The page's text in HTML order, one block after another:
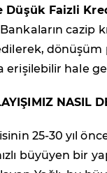
Düşük Faizli
Bankaların cazip
erişilebilir hale
NASIL
25-30 yıl
büyüyen bir